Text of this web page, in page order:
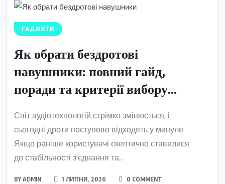
ГАДЖЕТИ
Як обрати бездротові
навушники: повний гайд,
поради та критерії вибору...
Світ аудіотехнологій стрімко змінюється, і
сьогодні дроти поступово відходять у минуле.
Якщо раніше користувачі скептично ставилися
до стабільності з’єднання та...
BYADMIN 1 ЛИПНЯ, 2026 0 COMMENT